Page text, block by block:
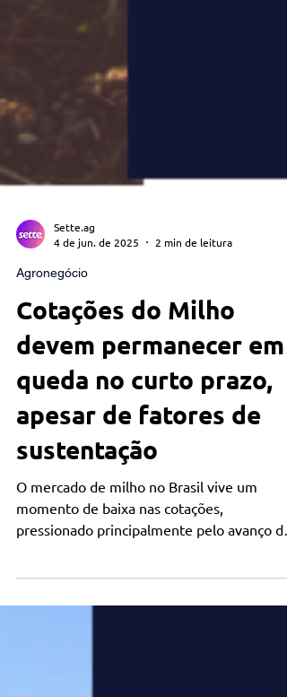
Sette.ag
4 de jun. de 2025
Agronegócio
Cotações do Milho
devem permanecer em
queda no curto prazo,
apesar de fatores de
sustentação
O mercado de milho no Brasil vive um
momento de baixa nas cotações,
safra e pela postura cautelosa dos